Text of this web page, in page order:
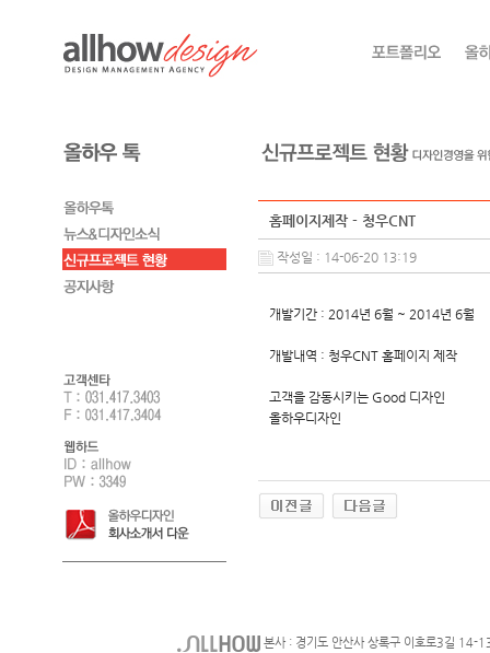
홈페이지제작 - 청우CNT
작성일 : 14-06-20 13:19
개발기간 : 2014년 6월 ~ 2014년 6월
개발내역 : 청우CNT 홈페이지 제작
고객을 감동시키는 Good 디자인
올하우디자인
본사 : 경기도 안산사 상록구 이호로3길 14-